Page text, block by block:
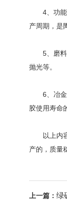
4、功能陶
产周期，是
5、磨料磨
抛光等。
6、冶金选
胶使用寿命
以上内容
产的，质量
上一篇： 绿